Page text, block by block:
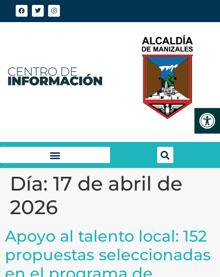
Día: 17 de abril de
2026
Apoyo al talento local: 152
propuestas seleccionadas